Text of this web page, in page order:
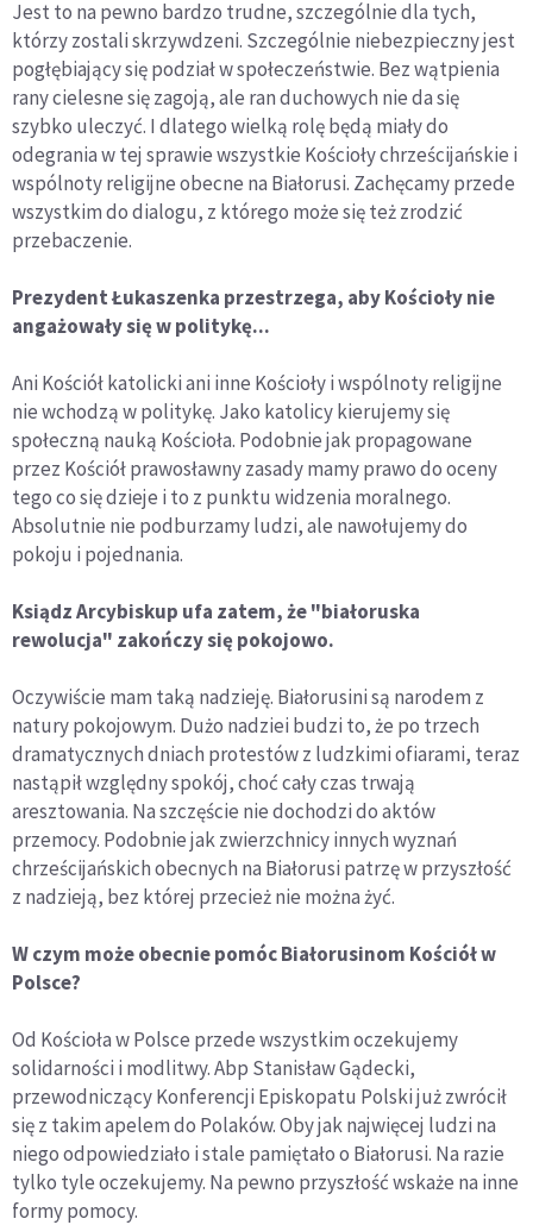
Jest to na pewno bardzo trudne, szczególnie dla tych,
którzy zostali skrzywdzeni. Szczególnie niebezpieczny jest
pogłębiający się podział w społeczeństwie. Bez wątpienia
rany cielesne się zagoją, ale ran duchowych nie da się
szybko uleczyć. I dlatego wielką rolę będą miały do
odegrania w tej sprawie wszystkie Kościoły chrześcijańskie i
wspólnoty religijne obecne na Białorusi. Zachęcamy przede
wszystkim do dialogu, z którego może się też zrodzić
przebaczenie.
Prezydent Łukaszenka przestrzega, aby Kościoły nie
angażowały się w politykę...
Ani Kościół katolicki ani inne Kościoły i wspólnoty religijne
nie wchodzą w politykę. Jako katolicy kierujemy się
społeczną nauką Kościoła. Podobnie jak propagowane
przez Kościół prawosławny zasady mamy prawo do oceny
tego co się dzieje i to z punktu widzenia moralnego.
Absolutnie nie podburzamy ludzi, ale nawołujemy do
pokoju i pojednania.
Ksiądz Arcybiskup ufa zatem, że "białoruska
rewolucja" zakończy się pokojowo.
Oczywiście mam taką nadzieję. Białorusini są narodem z
natury pokojowym. Dużo nadziei budzi to, że po trzech
dramatycznych dniach protestów z ludzkimi ofiarami, teraz
nastąpił względny spokój, choć cały czas trwają
aresztowania. Na szczęście nie dochodzi do aktów
przemocy. Podobnie jak zwierzchnicy innych wyznań
chrześcijańskich obecnych na Białorusi patrzę w przyszłość
z nadzieją, bez której przecież nie można żyć.
W czym może obecnie pomóc Białorusinom Kościół w
Polsce?
Od Kościoła w Polsce przede wszystkim oczekujemy
solidarności i modlitwy. Abp Stanisław Gądecki,
przewodniczący Konferencji Episkopatu Polski już zwrócił
się z takim apelem do Polaków. Oby jak najwięcej ludzi na
niego odpowiedziało i stale pamiętało o Białorusi. Na razie
tylko tyle oczekujemy. Na pewno przyszłość wskaże na inne
formy pomocy.